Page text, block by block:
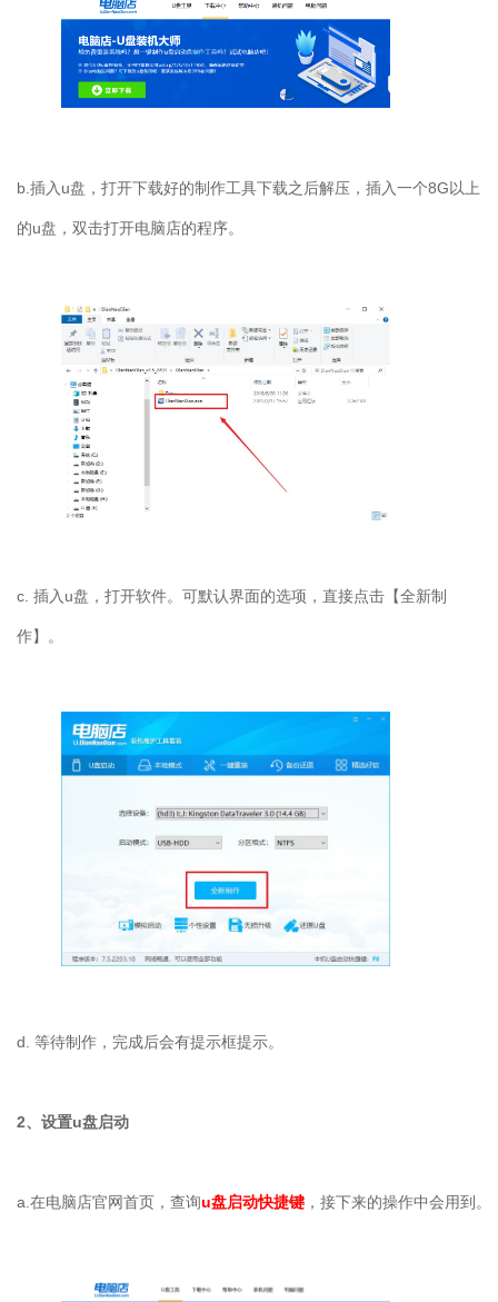
b.插入u盘，打开下载好的制作工具下载之后解压，插入一个8G以上
的u盘，双击打开电脑店的程序。
c. 插入u盘，打开软件。可默认界面的选项，直接点击【全新制
作】。
d. 等待制作，完成后会有提示框提示。
2、设置u盘启动
a.在电脑店官网首页，查询u盘启动快捷键 ，接下来的操作中会用到。